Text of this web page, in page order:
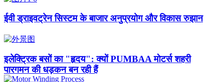
ईवी ड्राइवट्रेन सिस्टम के बाजार अनुप्रयोग और विकास रुझान
इलेक्ट्रिक बसों का "हृदय": क्यों PUMBAA मोटर्स शहरी
पारगमन की धड़कन बन रही हैं